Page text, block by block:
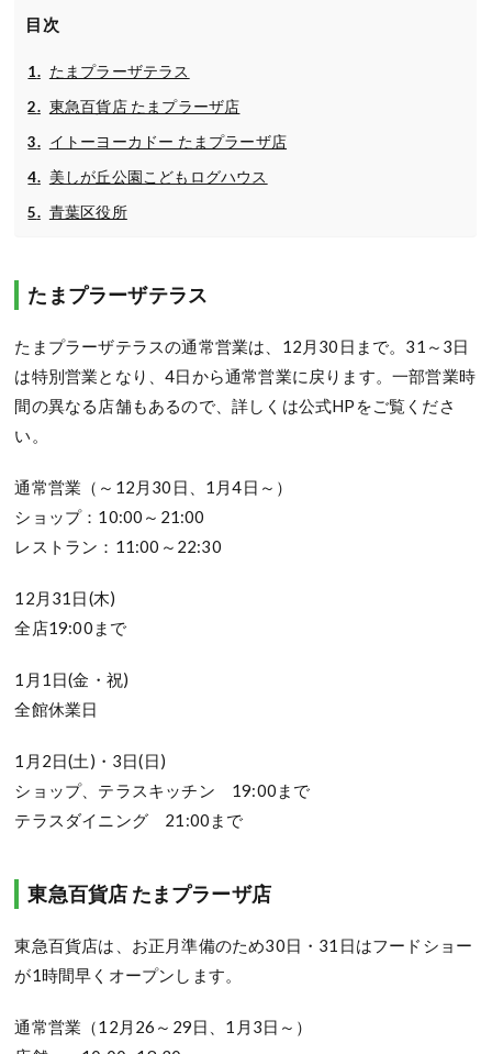
目次
たまプラーザテラス
東急百貨店 たまプラーザ店
イトーヨーカドー たまプラーザ店
美しが丘公園こどもログハウス
青葉区役所
たまプラーザテラス
たまプラーザテラスの通常営業は、12月30日まで。31～3日
は特別営業となり、4日から通常営業に戻ります。一部営業時
間の異なる店舗もあるので、詳しくは公式HPをご覧くださ
い。
通常営業（～12月30日、1月4日～）
ショップ：10:00～21:00
レストラン：11:00～22:30
12月31日(木)
全店19:00まで
1月1日(金・祝)
全館休業日
1月2日(土)・3日(日)
ショップ、テラスキッチン 19:00まで
テラスダイニング 21:00まで
東急百貨店 たまプラーザ店
東急百貨店は、お正月準備のため30日・31日はフードショー
が1時間早くオープンします。
通常営業（12月26～29日、1月3日～）